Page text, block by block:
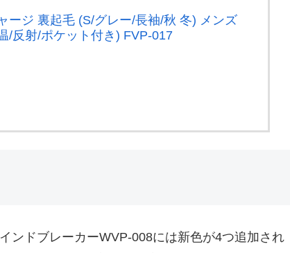
ージ 裏起毛 (S/グレー/長袖/秋 冬) メンズ
/反射/ポケット付き) FVP-017
ンドブレーカーWVP-008には新色が4つ追加され